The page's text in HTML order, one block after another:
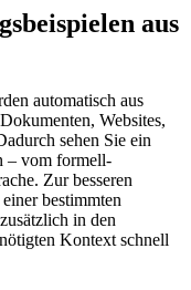
aus
automatisch aus
Websites,
sehen Sie ein
– vom formell-
Zur besseren
bestimmten
in den
Kontext schnell